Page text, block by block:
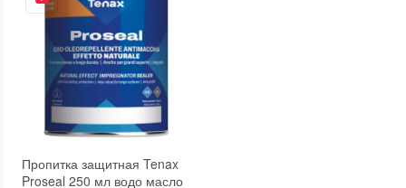
Пропитка защитная Tenax
Proseal 250 мл водо масло